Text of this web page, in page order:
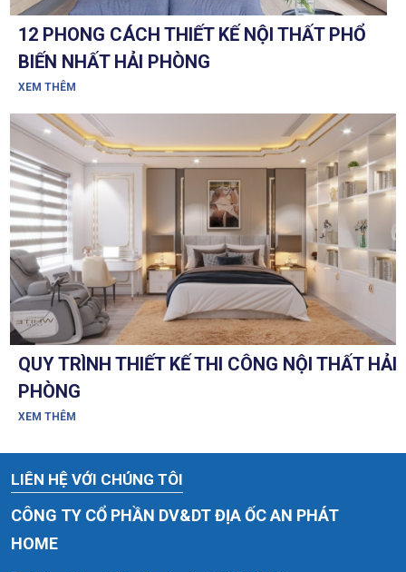
12 PHONG CÁCH THIẾT KẾ NỘI THẤT PHỔ
BIẾN NHẤT HẢI PHÒNG
XEM THÊM
QUY TRÌNH THIẾT KẾ THI CÔNG NỘI THẤT HẢI
PHÒNG
XEM THÊM
LIÊN HỆ VỚI CHÚNG TÔI
CÔNG TY CỔ PHẦN DV&DT ĐỊA ỐC AN PHÁT
HOME